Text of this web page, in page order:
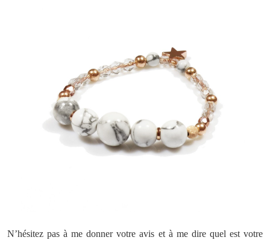
N’hésitez pas à me donner votre avis et à me dire quel est votre